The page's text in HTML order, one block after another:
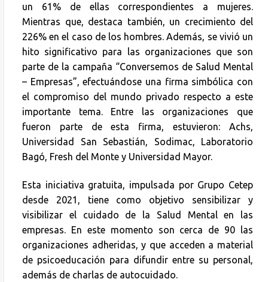
un 61% de ellas correspondientes a mujeres.
Mientras que, destaca también, un crecimiento del
226% en el caso de los hombres. Además, se vivió un
hito significativo para las organizaciones que son
parte de la campaña “Conversemos de Salud Mental
– Empresas”, efectuándose una firma simbólica con
el compromiso del mundo privado respecto a este
importante tema. Entre las organizaciones que
fueron parte de esta firma, estuvieron: Achs,
Universidad San Sebastián, Sodimac, Laboratorio
Bagó, Fresh del Monte y Universidad Mayor.
Esta iniciativa gratuita, impulsada por Grupo Cetep
desde 2021, tiene como objetivo sensibilizar y
visibilizar el cuidado de la Salud Mental en las
empresas. En este momento son cerca de 90 las
organizaciones adheridas, y que acceden a material
de psicoeducación para difundir entre su personal,
además de charlas de autocuidado.